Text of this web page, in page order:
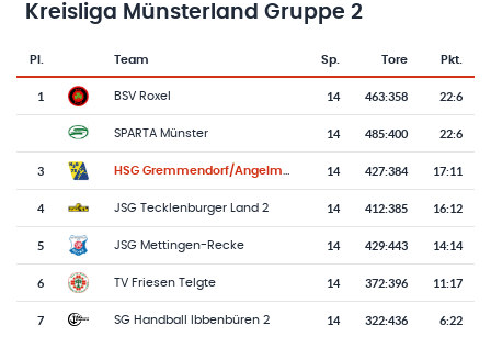
Kreisliga Münsterland Gruppe 2
Tabelle mit Vereinsplatzierungen, Spielen, Toren und Punkten
Pl.
Team-Logo
Team Sp. Tore Pkt.
1 BSV Roxel 14 463:358 22:6
SPARTA Münster 14 485:400 22:6
3 14 427:384 17:11
4 JSG Tecklenburger Land 2 14 412:385 16:12
5 JSG Mettingen-Recke 14 429:443 14:14
6 TV Friesen Telgte 14 372:396 11:17
7 SG Handball Ibbenbüren 2 14 322:436 6:22